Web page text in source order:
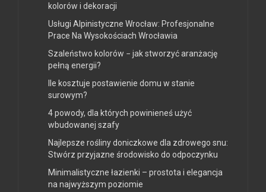
kolorów i dekoracji
Usługi Alpinistyczne Wrocław: Profesjonalne
Prace Na Wysokościach Wrocławia
Szaleństwo kolorów − jak stworzyć aranżację
pełną energii?
Ile kosztuje postawienie domu w stanie
surowym?
4 powody, dla których powinieneś użyć
wbudowanej szafy
Najlepsze rośliny doniczkowe dla zdrowego snu:
Stwórz przyjazne środowisko do odpoczynku
Minimalistyczne łazienki – prostota i elegancja
na najwyższym poziomie